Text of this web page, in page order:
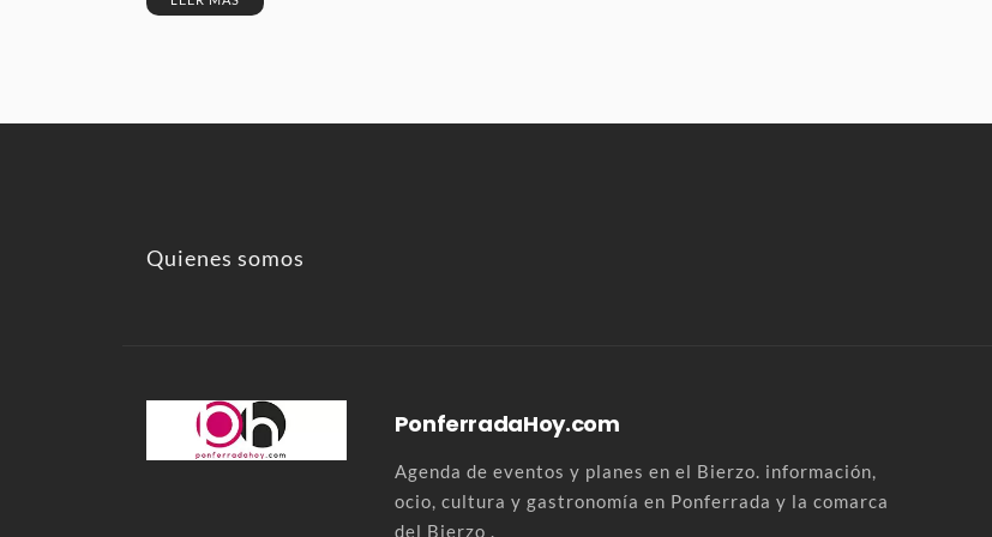
Quienes somos
PonferradaHoy.com
Agenda de eventos y planes en el Bierzo. información,
ocio, cultura y gastronomía en Ponferrada y la comarca
del Bierzo .